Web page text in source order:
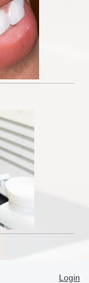
Login